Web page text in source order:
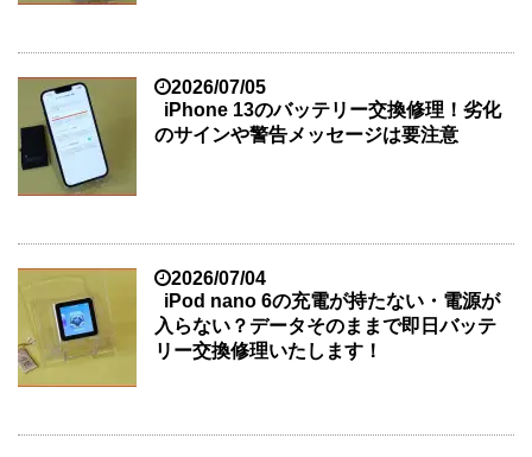
2026/07/05
iPhone 13のバッテリー交換修理！劣化
のサインや警告メッセージは要注意
2026/07/04
iPod nano 6の充電が持たない・電源が
入らない？データそのままで即日バッテ
リー交換修理いたします！